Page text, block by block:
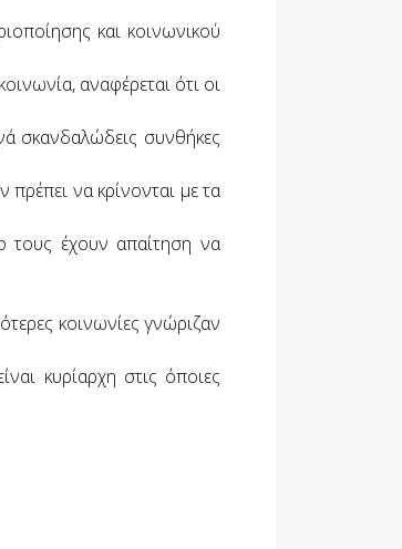
και κοινωνικού
αναφέρεται ότι οι
σκανδαλώδεις συνθήκες
πρέπει να κρίνονται με τα
τους έχουν απαίτηση να
κοινωνίες γνώριζαν
κυρίαρχη στις όποιες